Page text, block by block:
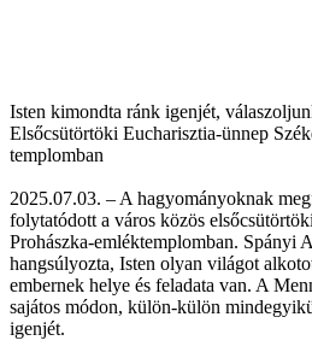
Isten kimondta ránk igenjét,
Elsőcsütörtöki Eucharisztia-ünnep
templomban
2025.07.03. – A hagyományoknak
folytatódott a város közös
Prohászka-emléktemplomban. Spányi
hangsúlyozta, Isten olyan világot
embernek helye és feladata van. A
sajátos módon, külön-külön
igenjét.